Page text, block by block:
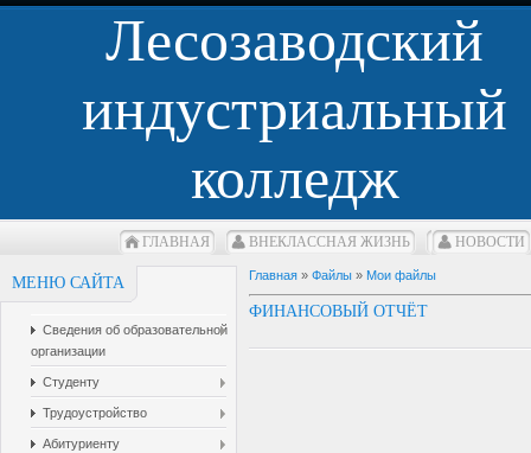
Лесозаводский
индустриальный
колледж
ГЛАВНАЯ ВНЕКЛАCСНАЯ ЖИЗНЬ НОВОСТИ
МЕНЮ САЙТА
Сведения об образовательной
организации
Студенту
Трудоустройство
Абитуриенту
Главная » Файлы » Мои файлы
ФИНАНСОВЫЙ ОТЧЁТ